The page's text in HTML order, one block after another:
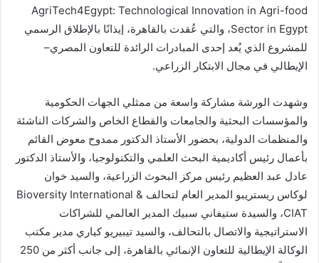
AgriTech4Egypt: Technological Innovation in Agri-food
Sector in Egypt، والتي عُقدت بالقاهرة، إيذانًا بالإطلاق الرسمي
للمشروع الذي يُعد إحدى المبادرات الرائدة للتعاون المصري–
الإيطالي في مجال الابتكار الزراعي.
وشهدت الورشة مشاركة واسعة من ممثلي الجهات الحكومية
والمؤسسات البحثية والجامعات والقطاع الخاص والشركات الناشئة
والمنظمات الدولية، بحضور الأستاذ الدكتور ممدوح معوض القائم
بأعمال رئيس أكاديمية البحث العلمي والتكنولوجيا، والأستاذ الدكتور
عادل عبد العظيم رئيس مركز البحوث الزراعية، والسيد خوان
لوكاس ريستريبو المدير العام لتحالف Bioversity International &
CIAT، والسيدة ستيفاني سبيك المدير العالمي للشراكات
الاستراتيجية والاتصال بالتحالف، والسيد تيبيريو كياري مدير مكتب
الوكالة الإيطالية للتعاون الإنمائي بالقاهرة، إلى جانب أكثر من 250